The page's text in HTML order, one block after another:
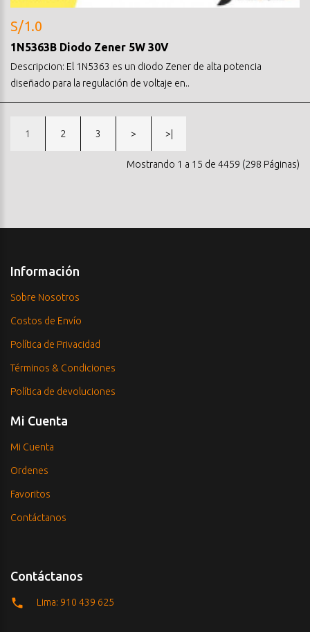
S/1.0
1N5363B Diodo Zener 5W 30V
Descripcion: El 1N5363 es un diodo Zener de alta potencia
diseñado para la regulación de voltaje en..
1 2 3 > >|
Mostrando 1 a 15 de 4459 (298 Páginas)
Información
Sobre Nosotros
Costos de Envío
Política de Privacidad
Términos & Condiciones
Política de devoluciones
Mi Cuenta
Mi Cuenta
Ordenes
Favoritos
Contáctanos
Contáctanos
Lima: 910 439 625